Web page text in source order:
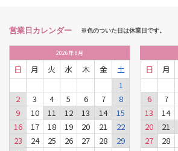
営業日カレンダー ※色のついた日は休業日です。
2026年8月
日 月 火 水 木 金
土
1
2
3 4 5 6 7
8
9
10 11 12 13 14
15
16
17 18 19 20 21
22
23
24 25 26 27 28
29
日 月
6
7
13
14
20
21
27
28